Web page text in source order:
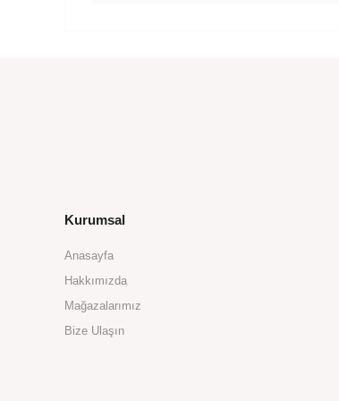
Kurumsal
Anasayfa
Hakkımızda
Mağazalarımız
Bize Ulaşın